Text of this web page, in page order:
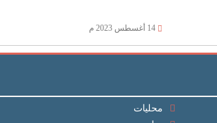
14 أغسطس 2023 م
محليات